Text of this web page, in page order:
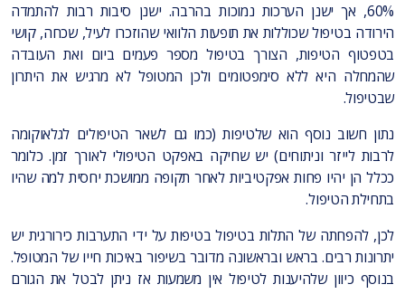
60%, אך ישנן הערכות נמוכות בהרבה. ישנן סיבות רבות להתמדה
הירודה בטיפול שכוללות את תופעות הלוואי שהוזכרו לעיל, שכחה, קושי
בטפטוף הטיפות, הצורך בטיפול מספר פעמים ביום ואת העובדה
שהמחלה היא ללא סימפטומים ולכן המטופל לא מרגיש את היתרון
שבטיפול.
נתון חשוב נוסף הוא שלטיפות (כמו גם לשאר הטיפולים לגלאוקומה
לרבות לייזר וניתוחים) יש שחיקה באפקט הטיפולי לאורך זמן. כלומר
ככלל הן יהיו פחות אפקטיביות לאחר תקופה ממושכת יחסית למה שהיו
בתחילת הטיפול.
לכן, להפחתה של התלות בטיפול בטיפות על ידי התערבות כירורגית יש
יתרונות רבים. בראש ובראשונה מדובר בשיפור באיכות חייו של המטופל.
בנוסף כיוון שלהיענות לטיפול אין משמעות אז ניתן לבטל את הגורם